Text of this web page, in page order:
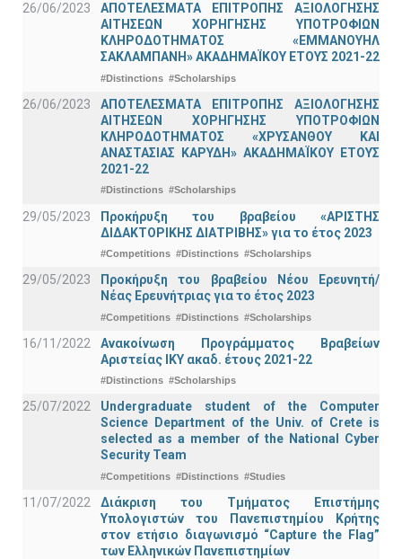
26/06/2023
ΑΠΟΤΕΛΕΣΜΑΤΑ ΕΠΙΤΡΟΠΗΣ ΑΞΙΟΛΟΓΗΣΗΣ
ΑΙΤΗΣΕΩΝ ΧΟΡΗΓΗΣΗΣ ΥΠΟΤΡΟΦΙΩΝ
ΚΛΗΡΟΔΟΤΗΜΑΤΟΣ «ΕΜΜΑΝΟΥΗΛ
ΣΑΚΛΑΜΠΑΝΗ» ΑΚΑΔΗΜΑΪΚΟΥ ΕΤΟΥΣ 2021-22
#Distinctions #Scholarships
26/06/2023
ΑΠΟΤΕΛΕΣΜΑΤΑ ΕΠΙΤΡΟΠΗΣ ΑΞΙΟΛΟΓΗΣΗΣ
ΑΙΤΗΣΕΩΝ ΧΟΡΗΓΗΣΗΣ ΥΠΟΤΡΟΦΙΩΝ
ΚΛΗΡΟΔΟΤΗΜΑΤΟΣ «ΧΡΥΣΑΝΘΟΥ ΚΑΙ
ΑΝΑΣΤΑΣΙΑΣ ΚΑΡΥΔΗ» ΑΚΑΔΗΜΑΪΚΟΥ ΕΤΟΥΣ
2021-22
#Distinctions #Scholarships
29/05/2023
Προκήρυξη του βραβείου «ΑΡΙΣΤΗΣ
ΔΙΔΑΚΤΟΡΙΚΗΣ ΔΙΑΤΡΙΒΗΣ» για το έτος 2023
#Competitions #Distinctions #Scholarships
29/05/2023
Προκήρυξη του βραβείου Νέου Ερευνητή/
Νέας Ερευνήτριας για το έτος 2023
#Competitions #Distinctions #Scholarships
16/11/2022
Ανακοίνωση Προγράμματος Βραβείων
Αριστείας ΙΚΥ ακαδ. έτους 2021-22
#Distinctions #Scholarships
25/07/2022
Undergraduate student of the Computer
Science Department of the Univ. of Crete is
selected as a member of the National Cyber
Security Team
#Competitions #Distinctions #Studies
11/07/2022
Διάκριση του Τμήματος Επιστήμης
Υπολογιστών του Πανεπιστημίου Κρήτης
στον ετήσιο διαγωνισμό “Capture the Flag”
των Ελληνικών Πανεπιστημίων